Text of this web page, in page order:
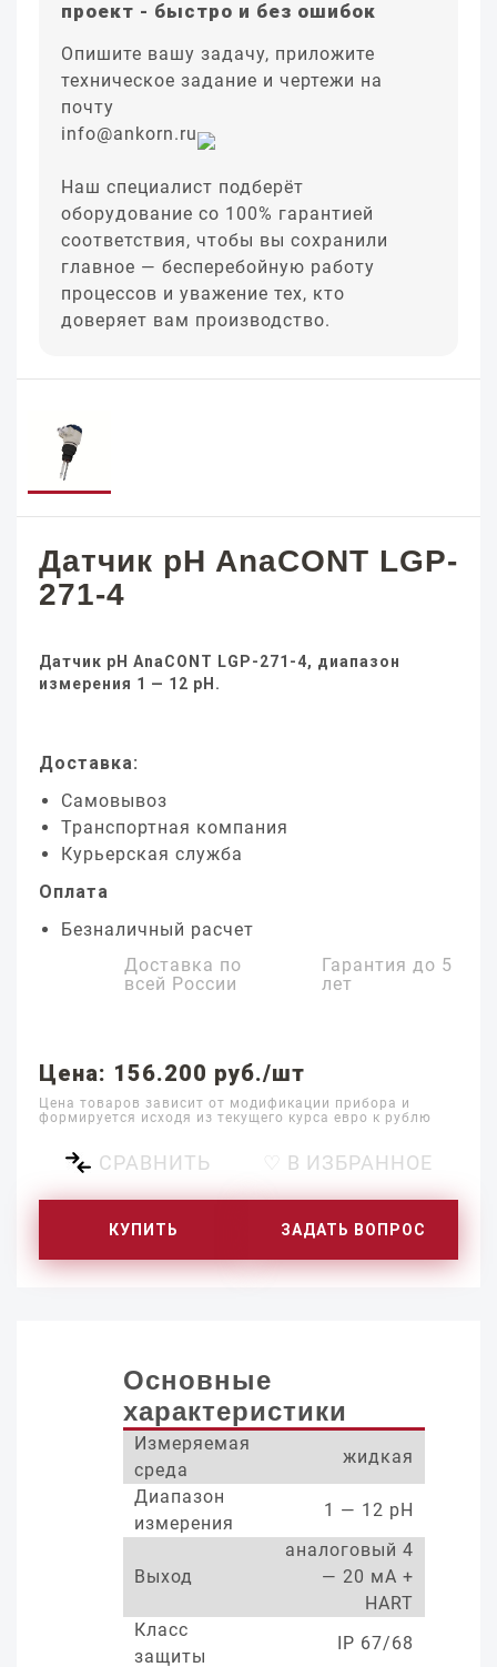
проект - быстро и без ошибок
Опишите вашу задачу, приложите
техническое задание и чертежи на
почту
info@ankorn.ru
Наш специалист подберёт
оборудование со 100% гарантией
соответствия, чтобы вы сохранили
главное — бесперебойную работу
процессов и уважение тех, кто
доверяет вам производство.
Датчик pH AnaCONT LGP-
271-4
Датчик pH AnaCONT LGP-271-4, диапазон
измерения 1 — 12 pH.
Доставка:
Самовывоз
Транспортная компания
Курьерская служба
Оплата
Безналичный расчет
Доставка по
всей России
Гарантия до 5
лет
Цена: 156.200 руб./шт
Цена товаров зависит от модификации прибора и
формируется исходя из текущего курса евро к рублю
СРАВНИТЬ ♡ В ИЗБРАННОЕ
КУПИТЬ ЗАДАТЬ ВОПРОС
Основные
характеристики
Измеряемая
среда
жидкая
Диапазон
измерения
1 — 12 pH
Выход
аналоговый 4
— 20 мА +
HART
Класс
защиты
IP 67/68